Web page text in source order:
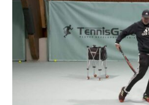
Beine
koordinieren